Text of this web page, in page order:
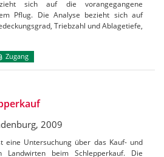
sich auf die vorangegangene
Pflug. Die Analyse bezieht sich auf
Triebzahl und Ablagetiefe,
Zugang
2009
eine Untersuchung über das Kauf- und
Landwirten beim Schlepperkauf. Die